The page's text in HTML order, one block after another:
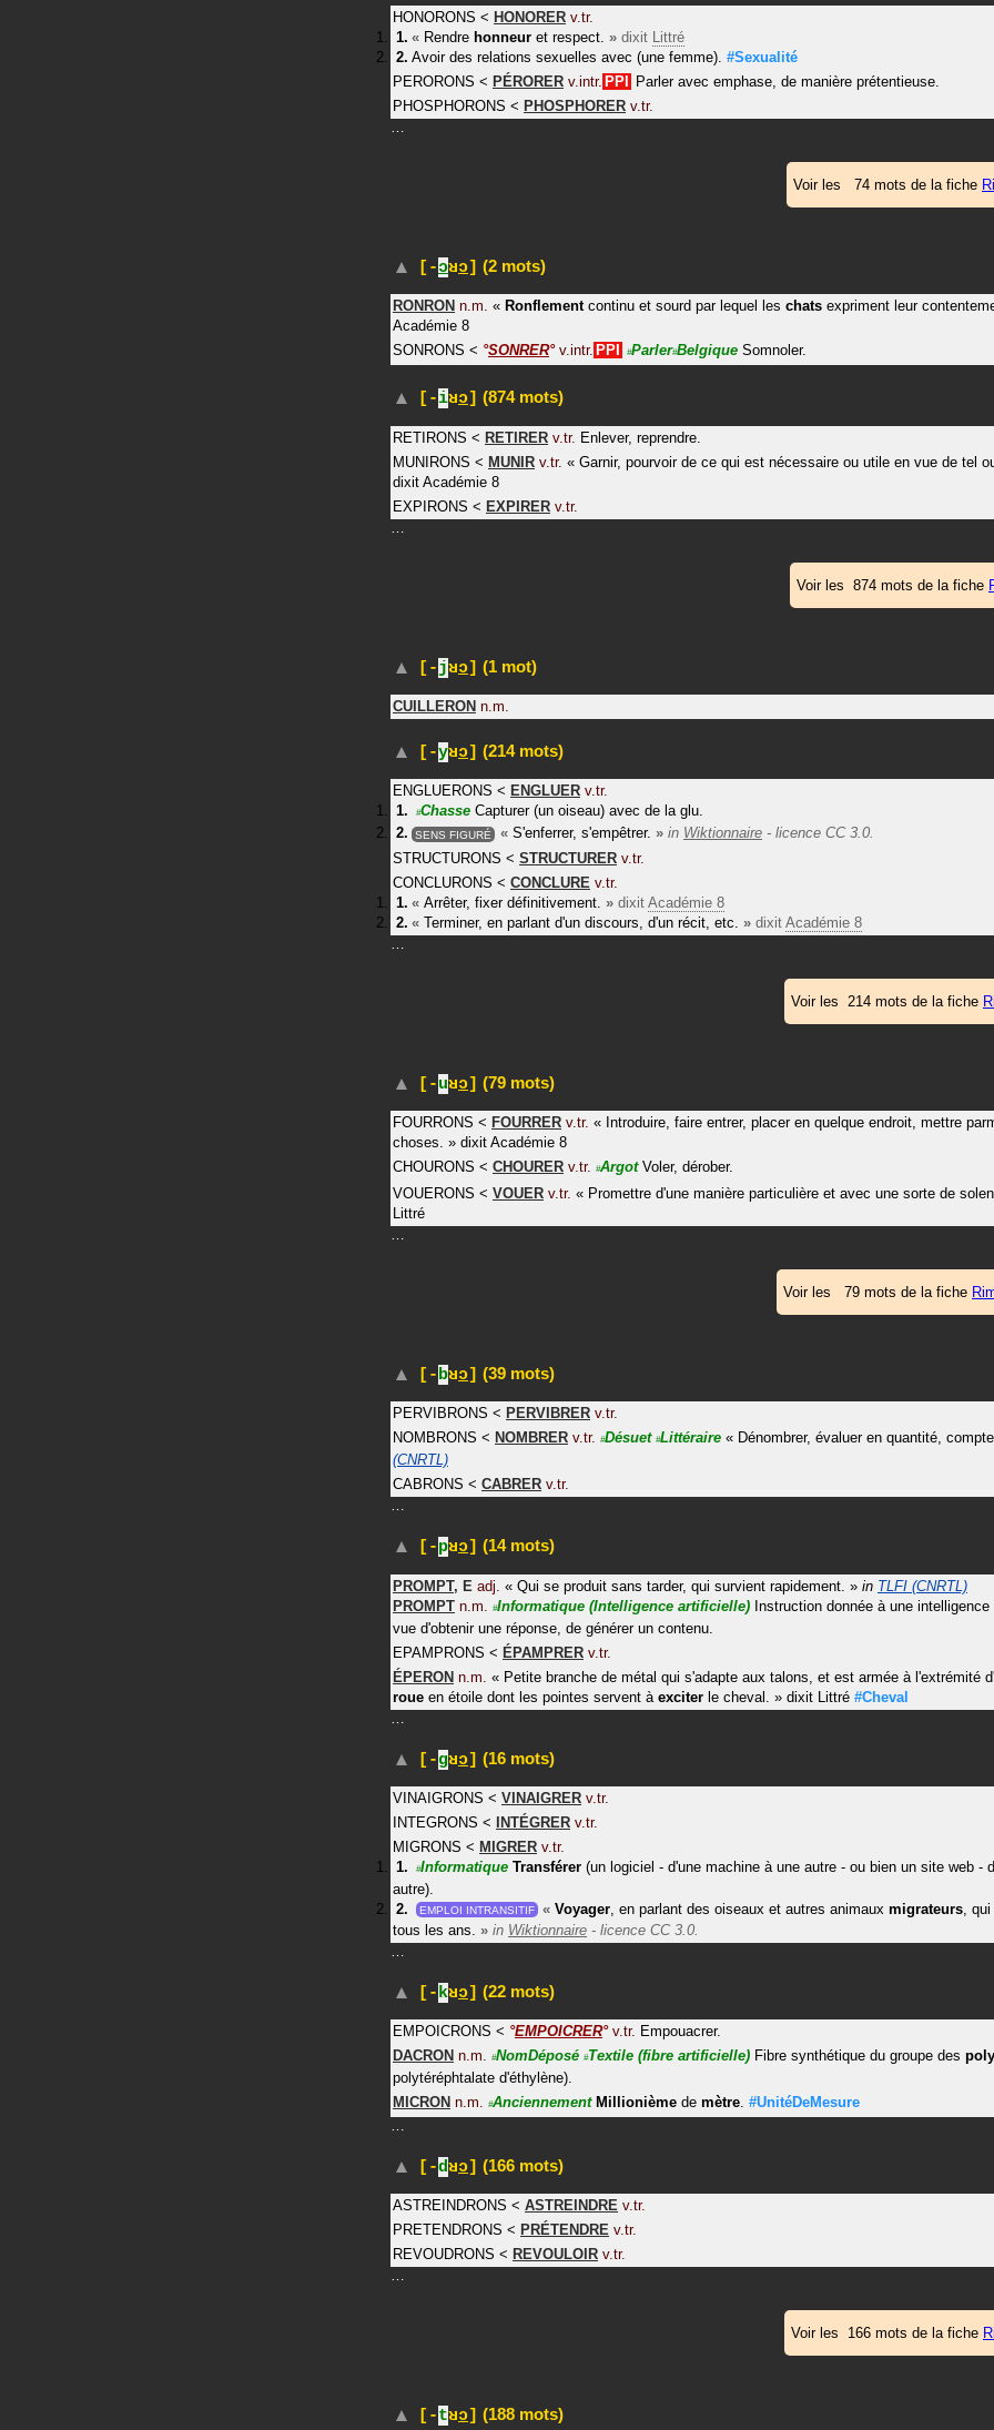
HONORONS < HONORER v.tr.
« Rendre honneur et respect. » dixit Littré
Avoir des relations sexuelles avec (une femme). #Sexualité
PERORONS < PÉRORER v.intr. PPI
Parler avec emphase, de manière prétentieuse.
PHOSPHORONS < PHOSPHORER v.tr.
…
Voir les 74 mots de la fiche
[-ɔʁɔ] (2 mots)
RONRON n.m. « Ronflementcontinu et sourd par lequel les chats expriment leur
Académie 8
SONRONS < °SONRER° v.intr. PPI #Parler#Belgique Somnoler.
[-iʁɔ] (874 mots)
RETIRONS < RETIRER v.tr. Enlever, reprendre.
MUNIRONS < MUNIR v.tr. « Garnir, pourvoir de ce qui est nécessaire ou utile en vue de tel
dixit Académie 8
EXPIRONS < EXPIRER v.tr.
Voir les 874 mots de la fiche
[-jʁɔ] (1 mot)
CUILLERON n.m.
[-yʁɔ] (214 mots)
ENGLUERONS < ENGLUER v.tr.
#Chasse Capturer (un oiseau) avec de la glu.
SENS FIGURÉ « S'enferrer, s'empêtrer. » in Wiktionnaire - licence CC 3.0.
STRUCTURONS < STRUCTURER v.tr.
CONCLURONS < CONCLURE v.tr.
« Arrêter, fixer définitivement. » dixit Académie 8
« Terminer, en parlant d'un discours, d'un récit, etc. » dixit Académie 8
…
Voir les 214 mots de la fiche
[-uʁɔ] (79 mots)
FOURRONS < FOURRER v.tr. « Introduire, faire entrer, placer en quelque endroit, mettre
choses. » dixit Académie 8
CHOURONS < CHOURER v.tr. #Argot Voler, dérober.
VOUERONS < VOUER v.tr. « Promettre d'une manière particulière et avec une sorte de
Littré
…
Voir les 79 mots de la fiche
[-bʁɔ] (39 mots)
PERVIBRONS < PERVIBRER v.tr.
NOMBRONS < NOMBRER v.tr. #Désuet #Littéraire « Dénombrer, évaluer en quantité,
(CNRTL)
CABRONS < CABRER v.tr.
…
[-pʁɔ] (14 mots)
PROMPT, E adj. « Qui se produit sans tarder, qui survient rapidement. » in TLFI (CNRTL)
PROMPT n.m. #Informatique (Intelligence artificielle) Instruction donnée à une
vue d'obtenir une réponse, de générer un contenu.
EPAMPRONS < ÉPAMPRER v.tr.
ÉPERON n.m. « Petite branche de métal qui s'adapte aux talons, et est armée à l'extrémité
roue en étoile dont les pointes servent à exciter le cheval. » dixit Littré #Cheval
[-gʁɔ] (16 mots)
VINAIGRONS < VINAIGRER v.tr.
INTEGRONS < INTÉGRER v.tr.
MIGRONS < MIGRER v.tr.
#Informatique Transférer (un logiciel - d'une machine à une autre - ou bien un site web -
autre).
EMPLOI INTRANSITIF « Voyager , en parlant des oiseaux et autres animaux migrateurs ,
tous les ans. » in Wiktionnaire - licence CC 3.0.
[-kʁɔ] (22 mots)
EMPOICRONS < °EMPOICRER° v.tr. Empouacrer.
DACRON n.m. #NomDéposé #Textile (fibre artificielle) Fibre synthétique du groupe des
polytéréphtalate d'éthylène).
MICRON n.m. #Anciennement Millionième de mètre. #UnitéDeMesure
…
[-dʁɔ] (166 mots)
ASTREINDRONS < ASTREINDRE v.tr.
PRETENDRONS < PRÉTENDRE v.tr.
REVOUDRONS < REVOULOIR v.tr.
…
Voir les 166 mots de la fiche
[-tʁɔ] (188 mots)